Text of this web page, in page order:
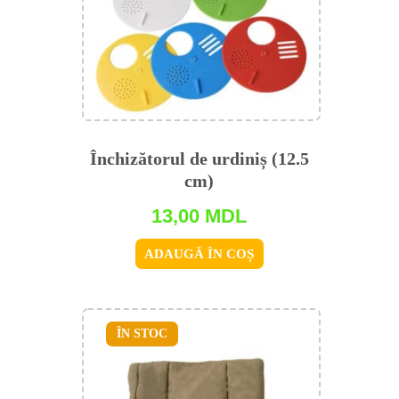
Închizătorul de urdiniș (12.5
cm)
13,00 MDL
ADAUGĂ ÎN COȘ
ÎN STOC